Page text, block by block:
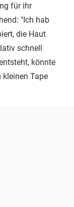
für ihr
"Ich hab
die Haut
schnell
könnte
Tape